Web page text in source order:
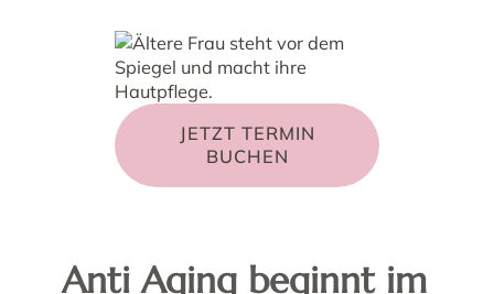
JETZT TERMIN
BUCHEN
Anti Aging beginnt im